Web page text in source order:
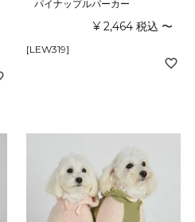
パイナップルパーカー
¥ 2,464 税込 〜
[LEW319]